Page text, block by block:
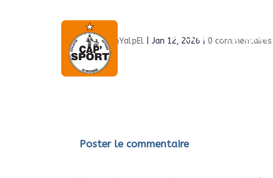
Accueil À propos
parAdminYalpEl |Jan 12, 2026 |0 commentaires
Poster le commentaire